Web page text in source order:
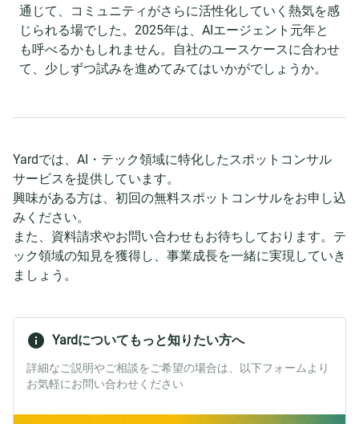
通じて、コミュニティがさらに活性化していく熱気を感
じられる場でした。2025年は、AIエージェント元年と
も呼べるかもしれません。自社のユースケースに合わせ
て、少しずつ試みを進めてみてはいかがでしょうか。
Yardでは、AI・テック領域に特化したスポットコンサル
サービスを提供しています。
興味がある方は、初回の無料スポットコンサルをお申し込
みください。
また、資料請求やお問い合わせもお待ちしております。テ
ック領域の知見を獲得し、事業成長を一緒に実現していき
ましょう。
Yardについてもっと知りたい方へ
詳細なご説明やご相談をご希望の場合は、以下フォームより
お気軽にお問い合わせください